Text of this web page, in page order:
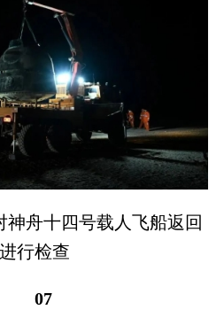
神舟十四号载人飞船返回
行检查
07